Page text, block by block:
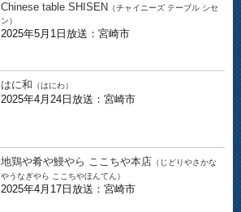
Chinese table SHISEN （チャイニーズ テーブル シセ
ン）
2025年5月1日放送：宮崎市
はに和 （はにわ）
2025年4月24日放送：宮崎市
地鶏や肴や鰻やら ここちや本店 （じどりやさかな
やうなぎやら ここちやほんてん）
2025年4月17日放送：宮崎市